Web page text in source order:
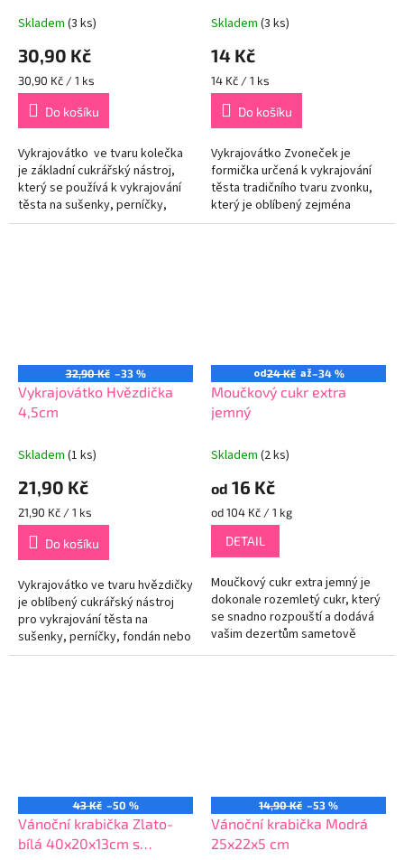
Skladem (3 ks)
30,90 Kč
Měrná
cena:
30,90 Kč / 1 ks
Do košíku
Vykrajovátko ve tvaru kolečka
je základní cukrářský nástroj,
který se používá k vykrajování
těsta na sušenky, perníčky,
fondán nebo jiné pečivo
Skladem (3 ks)
14 Kč
Měrná
cena:
14 Kč / 1 ks
Do košíku
Vykrajovátko Zvoneček je
formička určená k vykrajování
těsta tradičního tvaru zvonku,
který je oblíbený zejména
během vánočního pečení.
32,90 Kč –33 %
Vykrajovátko Hvězdička
4,5cm
Skladem (1 ks)
21,90 Kč
Měrná
cena:
21,90 Kč / 1 ks
Do košíku
Vykrajovátko ve tvaru hvězdičky
je oblíbený cukrářský nástroj
pro vykrajování těsta na
sušenky, perníčky, fondán nebo
jiné pečivo ve tvaru hvězdy. Je
od24 Kč až–34 %
Moučkový cukr extra
jemný
Skladem (2 ks)
od 16 Kč
Měrná
cena:
od 104 Kč / 1 kg
DETAIL
Moučkový cukr extra jemný je
dokonale rozemletý cukr, který
se snadno rozpouští a dodává
vašim dezertům sametově
jemnou strukturu i lahodnou
43 Kč –50 %
Vánoční krabička Zlato-
bílá 40x20x13cm s
14,90 Kč –53 %
Vánoční krabička Modrá
25x22x5 cm